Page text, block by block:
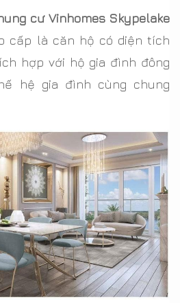
cư Vinhomes Skypelake
cấp là căn hộ có diện tích
hợp với hộ gia đình đông
hệ gia đình cùng chung